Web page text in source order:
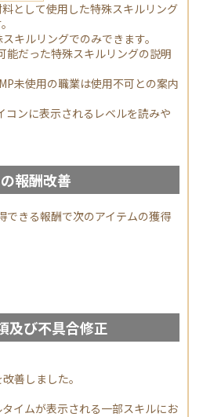
として使用した特殊スキルリング
キルリングでのみできます。
だった特殊スキルリングの説明
未使用の職業は使用不可との案内
ンに表示されるレベルを読みや
報酬改善
きる報酬で次のアイテムの獲得
及び不具合修正
善しました。
イムが表示される一部スキルにお